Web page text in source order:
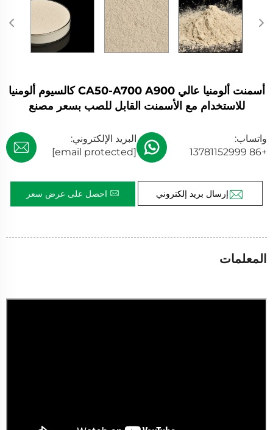
أسمنت ألومنيا عالي CA50-A700 A900 كالسيوم ألومنيا
للاستخدام مع الأسمنت القابل للصب بسعر مصنع
واتساب:
+86 13781152999
البريد الإلكتروني:
[email protected]
إرسال بريد إلكتروني احصل على عرض سعر
المعلمات